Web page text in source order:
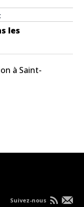
les
à Saint-
Suivez-nous